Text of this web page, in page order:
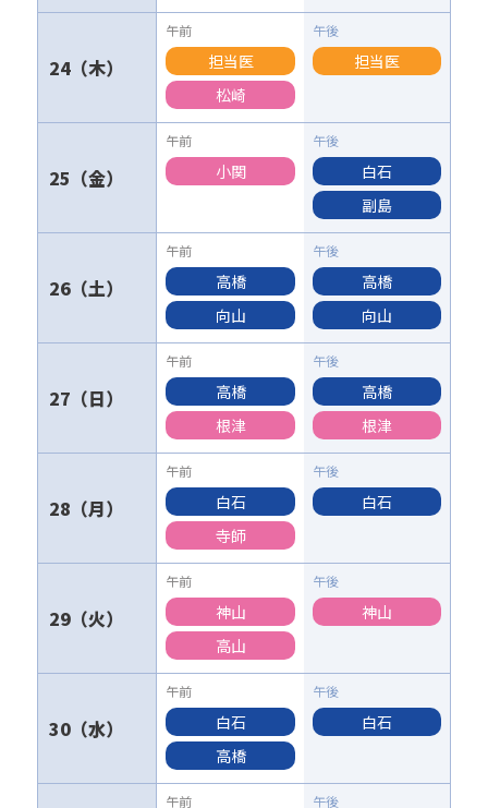
24
担当医
松崎
担当医
25 小関
白石
副島
26
高橋
向山
高橋
向山
27
高橋
根津
高橋
根津
28
白石
寺師
白石
29
神山
高山
神山
30
白石
高橋
白石